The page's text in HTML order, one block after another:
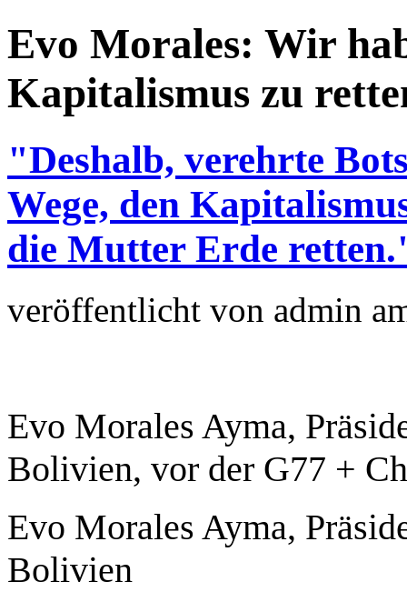
Evo Morales: Wir
Kapitalismus zu
"Deshalb, verehrte
Wege, den
die Mutter Erde
veröffentlicht von admin
Evo Morales Ayma,
Bolivien, vor der G77 +
Evo Morales Ayma,
Bolivien